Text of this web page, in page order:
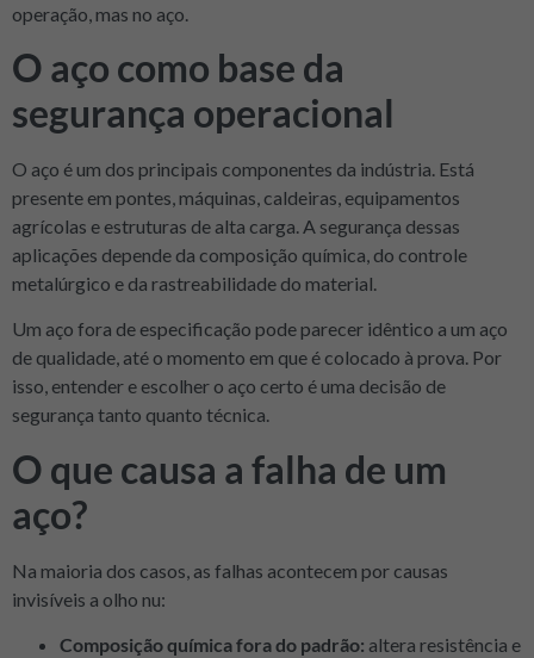
operação, mas no aço.
O aço como base da
segurança operacional
O aço é um dos principais componentes da indústria. Está
presente em pontes, máquinas, caldeiras, equipamentos
agrícolas e estruturas de alta carga. A segurança dessas
aplicações depende da composição química, do controle
metalúrgico e da rastreabilidade do material.
Um aço fora de especificação pode parecer idêntico a um aço
de qualidade, até o momento em que é colocado à prova. Por
isso, entender e escolher o aço certo é uma decisão de
segurança tanto quanto técnica.
O que causa a falha de um
aço?
Na maioria dos casos, as falhas acontecem por causas
invisíveis a olho nu:
Composição química fora do padrão: altera resistência e